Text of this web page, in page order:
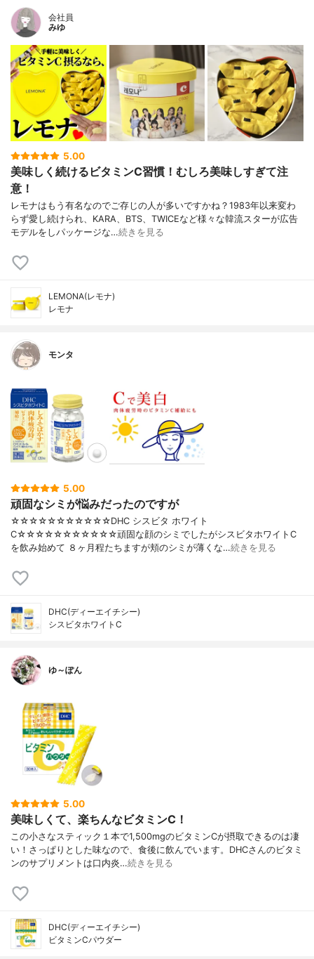
会社員
みゆ
5.00
美味しく続けるビタミンC習慣！むしろ美味しすぎて注
意！
レモナはもう有名なのでご存じの人が多いですかね？1983年以来変わ
らず愛し続けられ、KARA、BTS、TWICEなど様々な韓流スターが広告
モデルをしパッケージな…続きを見る
LEMONA(レモナ)
レモナ
モンタ
5.00
頑固なシミが悩みだったのですが
☆☆☆☆☆☆☆☆☆☆☆DHC シスビタ ホワイト
C☆☆☆☆☆☆☆☆☆☆☆頑固な顔のシミでしたがシスビタホワイトC
を飲み始めて ８ヶ月程たちますが頬のシミが薄くな…続きを見る
DHC(ディーエイチシー)
シスビタホワイトC
ゆ～ぽん
5.00
美味しくて、楽ちんなビタミンC！
この小さなスティック１本で1,500mgのビタミンCが摂取できるのは凄
い！さっぱりとした味なので、食後に飲んでいます。DHCさんのビタミ
ンのサプリメントは口内炎…続きを見る
DHC(ディーエイチシー)
ビタミンCパウダー